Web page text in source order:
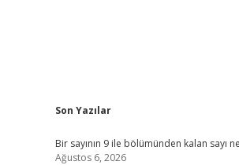
Sidebar
Son Yazılar
Bir sayının 9 ile bölümünden kalan sayı
Ağustos 6, 2026